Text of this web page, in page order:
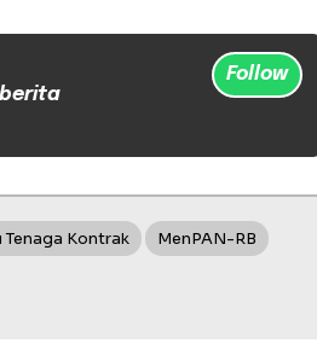
Follow
Tenaga Kontrak MenPAN-RB